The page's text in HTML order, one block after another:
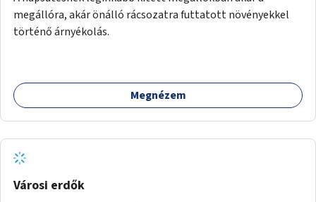
megállóra, akár önálló rácsozatra futtatott növényekkel
történő árnyékolás.
Megnézem
Városi erdők